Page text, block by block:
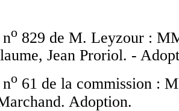
o 829 de M. Leyzour :
Jean Proriol. -
o 61 de la commission :
Adoption.